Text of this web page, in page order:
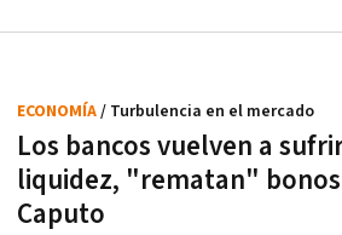
Los bancos vuelven a
liquidez, "rematan"
Caputo
ECONOMÍA/ Turbulencia en el mercado